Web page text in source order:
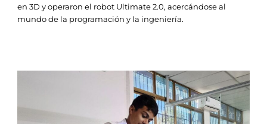
en 3D y operaron el robot Ultimate 2.0, acercándose al
mundo de la programación y la ingeniería.